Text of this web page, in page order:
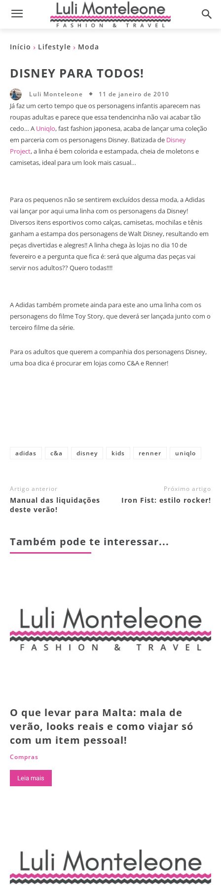
Início Lifestyle Moda
DISNEY PARA TODOS!
Luli Monteleone 11 de janeiro de 2010
Já faz um certo tempo que os personagens infantis aparecem nas
roupas adultas e parece que essa tendencinha não vai acabar tão
cedo… A Uniqlo, fast fashion japonesa, acaba de lançar uma coleção
em parceria com os personagens Disney. Batizada de Disney
Project, a linha é bem colorida e estampada, cheia de moletons e
camisetas, ideal para um look mais casual…
Para os pequenos não se sentirem excluídos dessa moda, a Adidas
vai lançar por aqui uma linha com os personagens da Disney!
Diversos itens esportivos como calças, camisetas, mochilas e tênis
ganham a estampa dos personagens de Walt Disney, resultando em
peças divertidas e alegres!! A linha chega às lojas no dia 10 de
fevereiro e a pergunta que fica é: será que alguma das peças vai
servir nos adultos?? Quero todas!!!!
A Adidas também promete ainda para este ano uma linha com os
personagens do filme Toy Story, que deverá ser lançada junto com o
terceiro filme da série.
Para os adultos que querem a companhia dos personagens Disney,
uma boa dica é procurar em lojas como C&A e Renner!
adidas c&a disney kids renner uniqlo
Artigo anterior
Manual das liquidações
deste verão!
Próximo artigo
Iron Fist: estilo rocker!
Também pode te interessar...
O que levar para Malta: mala de
verão, looks reais e como viajar só
com um item pessoal!
Compras
Leia mais